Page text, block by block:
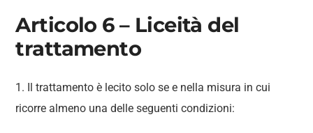
Articolo 6 – Liceità del
trattamento
1. Il trattamento è lecito solo se e nella misura in cui
ricorre almeno una delle seguenti condizioni: